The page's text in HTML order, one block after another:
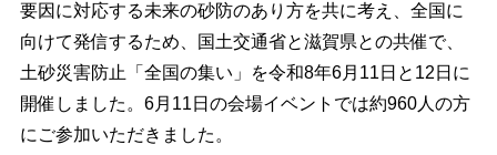
要因に対応する未来の砂防のあり方を共に考え、全国に
向けて発信するため、国土交通省と滋賀県との共催で、
土砂災害防止「全国の集い」を令和8年6月11日と12日に
開催しました。6月11日の会場イベントでは約960人の方
にご参加いただきました。